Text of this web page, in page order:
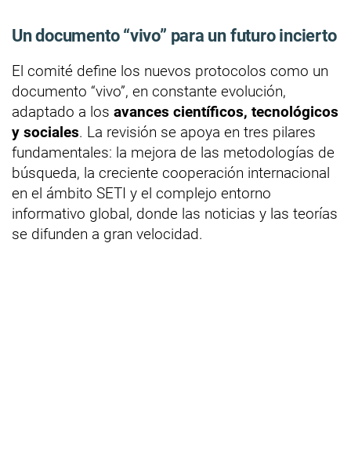
Un documento “vivo” para un futuro incierto
El comité define los nuevos protocolos como un
documento “vivo”, en constante evolución,
adaptado a los avances científicos, tecnológicos
y sociales. La revisión se apoya en tres pilares
fundamentales: la mejora de las metodologías de
búsqueda, la creciente cooperación internacional
en el ámbito SETI y el complejo entorno
informativo global, donde las noticias y las teorías
se difunden a gran velocidad.